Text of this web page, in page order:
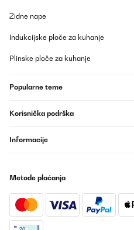
Zidne nape
Indukcijske ploče za kuhanje
Plinske ploče za kuhanje
Popularne teme
Korisnička podrška
Informacije
Metode plaćanja